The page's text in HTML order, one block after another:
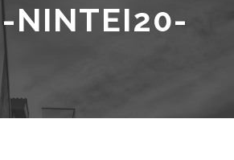
NINTEI20-